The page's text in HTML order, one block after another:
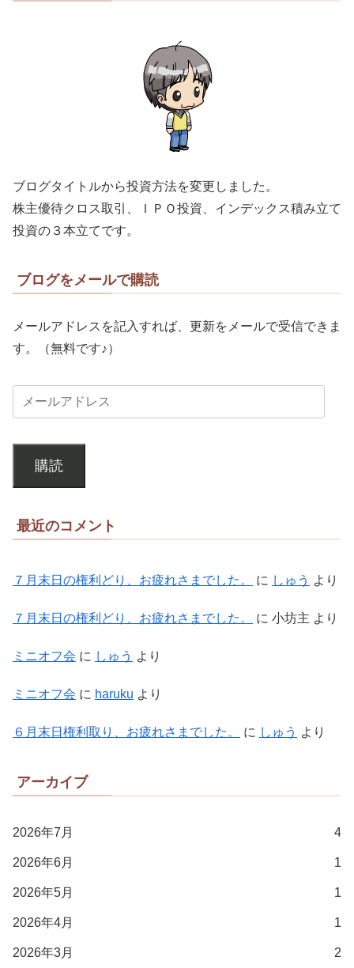
ブログタイトルから投資方法を変更しました。
株主優待クロス取引、ＩＰＯ投資、インデックス積み立て
投資の３本立てです。
ブログをメールで購読
メールアドレスを記入すれば、更新をメールで受信できま
す。（無料です♪）
購読
最近のコメント
７月末日の権利どり、お疲れさまでした。 に しゅう より
７月末日の権利どり、お疲れさまでした。 に 小坊主 より
ミニオフ会 に しゅう より
ミニオフ会 に haruku より
６月末日権利取り、お疲れさまでした。 に しゅう より
アーカイブ
2026年7月 4
2026年6月 1
2026年5月 1
2026年4月 1
2026年3月 2